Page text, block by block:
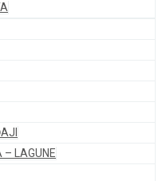
– LAGUNE